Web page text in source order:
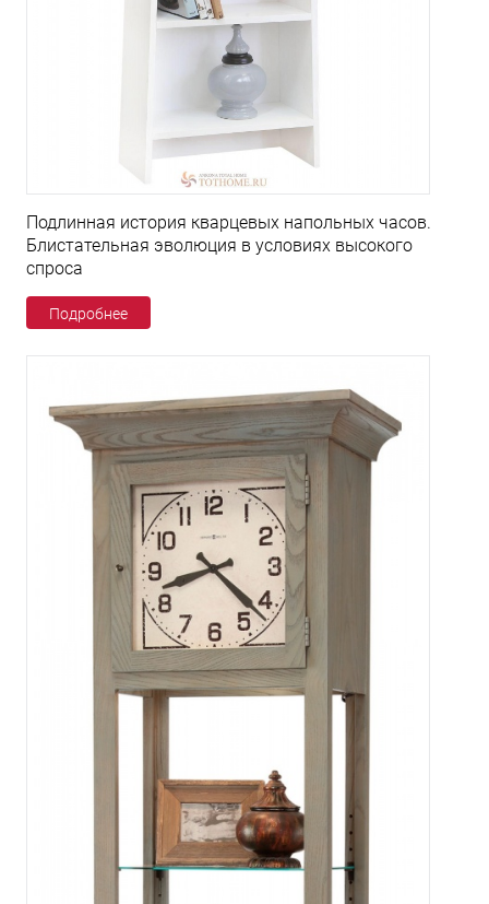
Подлинная история кварцевых напольных часов.
Блистательная эволюция в условиях высокого
спроса
Подробнее